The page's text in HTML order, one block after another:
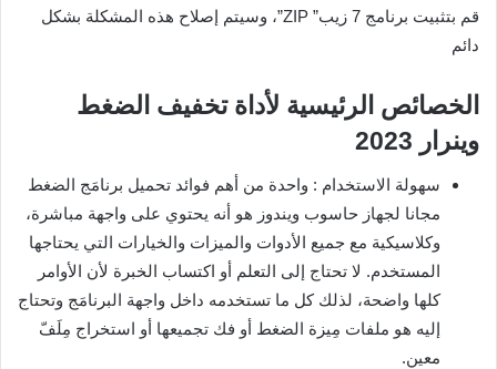
قم بتثبيت برنامج 7 زيب” ZIP”، وسيتم إصلاح هذه المشكلة بشكل
دائم
الخصائص الرئيسية لأداة تخفيف الضغط
وينرار 2023
سهولة الاستخدام : واحدة من أهم فوائد تحميل برنامَج الضغط
مجانا لجهاز حاسوب ويندوز هو أنه يحتوي على واجهة مباشرة،
وكلاسيكية مع جميع الأدوات والميزات والخيارات التي يحتاجها
المستخدم. لا تحتاج إلى التعلم أو اكتساب الخبرة لأن الأوامر
كلها واضحة، لذلك كل ما تستخدمه داخل واجهة البرنامَج وتحتاج
إليه هو ملفات مِيزة الضغط أو فك تجميعها أو استخراج مِلَفّ
معين.